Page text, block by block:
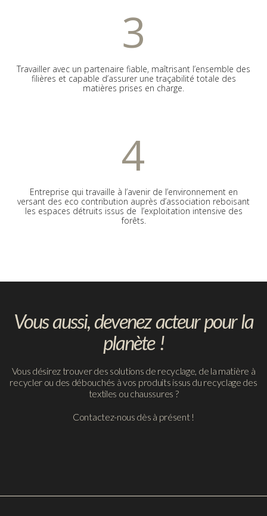
3
Travailler avec un partenaire fiable, maîtrisant l’ensemble des
filières et capable d’assurer une traçabilité totale des
matières prises en charge.
4
Entreprise qui travaille à l’avenir de l’environnement en
versant des eco contribution auprès d’association reboisant
les espaces détruits issus de l’exploitation intensive des
forêts.
Vous aussi, devenez acteur pour la
planète !
Vous désirez trouver des solutions de recyclage, de la matière à
recycler ou des débouchés à vos produits issus du recyclage des
textiles ou chaussures ?
Contactez-nous dès à présent !